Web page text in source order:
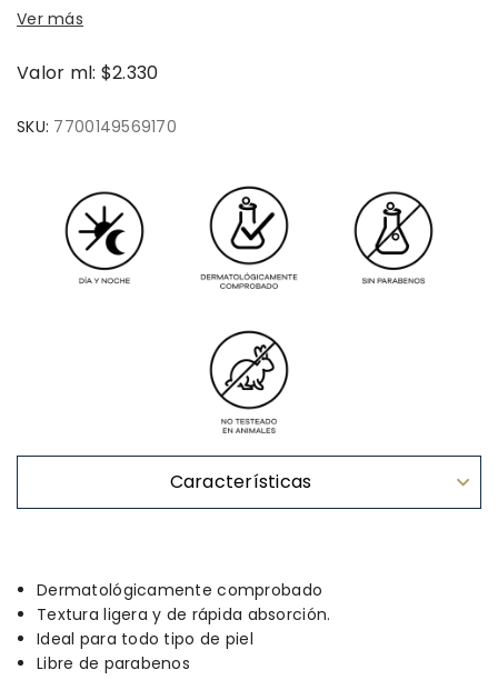
Ver más
Valor ml: $2.330
SKU: 7700149569170
Características
Dermatológicamente comprobado
Textura ligera y de rápida absorción.
Ideal para todo tipo de piel
Libre de parabenos